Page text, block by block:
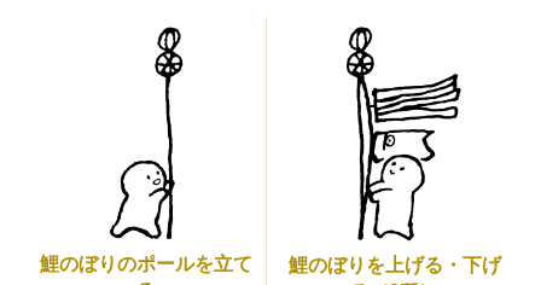
鯉のぼりのポールを立て
鯉のぼりを上げる・下げ